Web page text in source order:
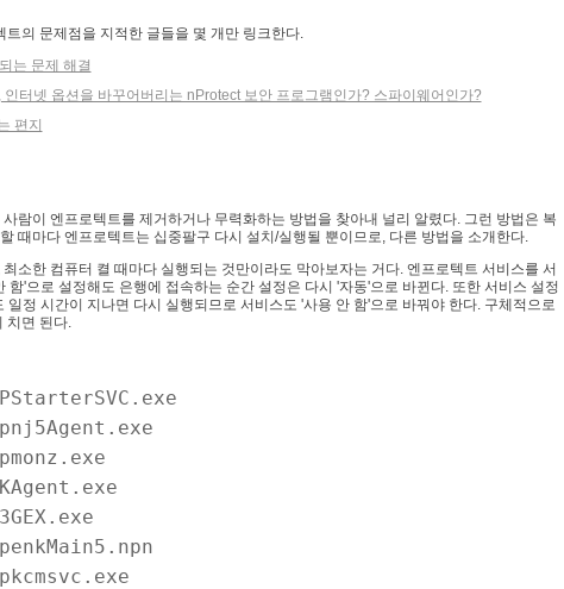
의 문제점을 지적한 글들을 몇 개만 링크한다.
는 문제 해결
터넷 옵션을 바꾸어버리는 nProtect 보안 프로그램인가? 스파이웨어인가?
편지
람이 엔프로텍트를 제거하거나 무력화하는 방법을 찾아내 널리 알렸다. 그런 방법은 복
때마다 엔프로텍트는 십중팔구 다시 설치/실행될 뿐이므로, 다른 방법을 소개한다.
소한 컴퓨터 켤 때마다 실행되는 것만이라도 막아보자는 거다. 엔프로텍트 서비스를 서
함'으로 설정해도 은행에 접속하는 순간 설정은 다시 '자동'으로 바뀐다. 또한 서비스 설정
일정 시간이 지나면 다시 실행되므로 서비스도 '사용 안 함'으로 바꿔야 한다. 구체적으로
치면 된다.